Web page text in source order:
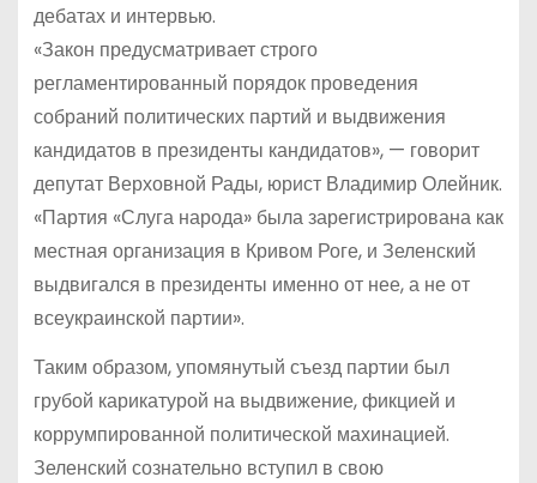
дебатах и интервью.
«Закон предусматривает строго
регламентированный порядок проведения
собраний политических партий и выдвижения
кандидатов в президенты кандидатов», — говорит
депутат Верховной Рады, юрист Владимир Олейник.
«Партия «Слуга народа» была зарегистрирована как
местная организация в Кривом Роге, и Зеленский
выдвигался в президенты именно от нее, а не от
всеукраинской партии».
Таким образом, упомянутый съезд партии был
грубой карикатурой на выдвижение, фикцией и
коррумпированной политической махинацией.
Зеленский сознательно вступил в свою